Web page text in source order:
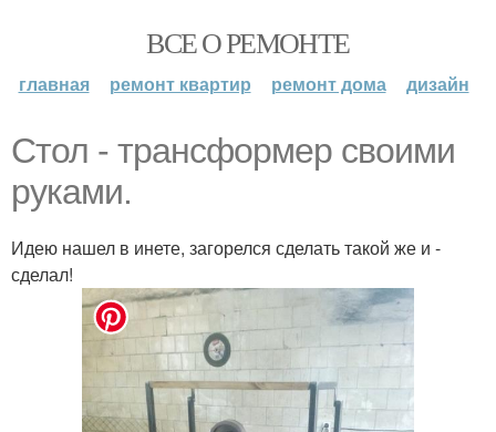
ВСЕ О РЕМОНТЕ
главная ремонт квартир ремонт дома дизайн
Стол - трансформер своими
руками.
Идею нашел в инете, загорелся сделать такой же и -
сделал!